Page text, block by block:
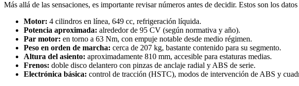
Más allá de las sensaciones, es importante revisar números antes de decidir. Estos son los
Motor: 4 cilindros en línea, 649 cc, refrigeración líquida.
Potencia aproximada: alrededor de 95 CV (según normativa y año).
Par motor: en torno a 63 Nm, con empuje notable desde medio régimen.
Peso en orden de marcha: cerca de 207 kg, bastante contenido para su segmento.
Altura del asiento: aproximadamente 810 mm, accesible para estaturas medias.
Frenos: doble disco delantero con pinzas de anclaje radial y ABS de serie.
Electrónica básica: control de tracción (HSTC), modos de intervención de ABS y